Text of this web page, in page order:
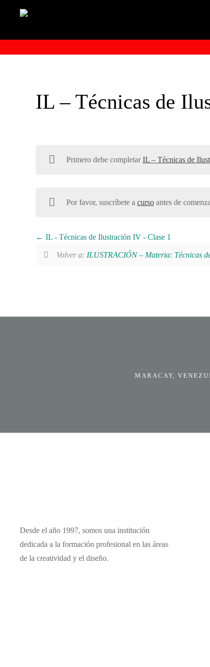
IL – Técnicas de
Primero debe completarIL – Técnicas de
Por favor, suscríbete a cursoantes de
IL - Técnicas de Ilustración IV - Clase 1
Volver a: ILUSTRACIÓN – Materia: Técnicas
MARACAY,
Desde el año 1997, somos una institución
dedicada a la formación profesional en las áreas
de la creatividad y el diseño.